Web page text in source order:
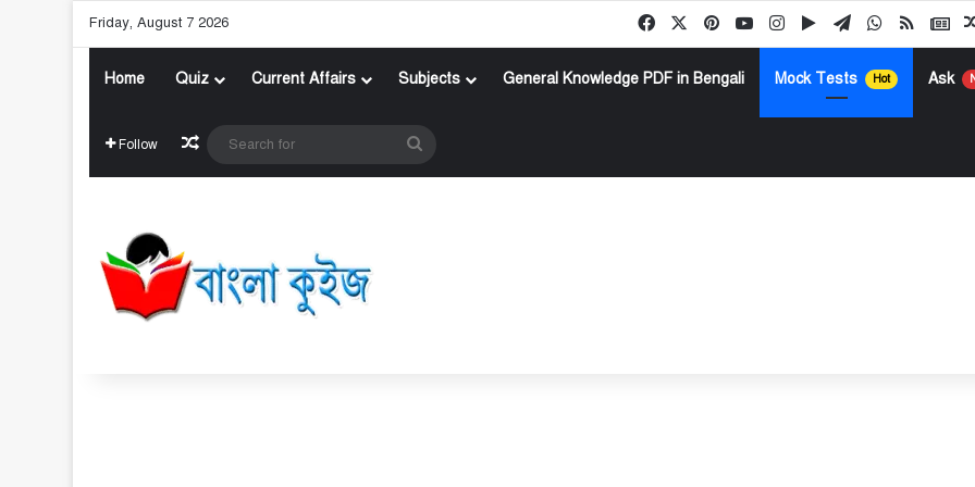
Friday, August 7 2026 FacebookPinterestYouTubeInstagramGoogle Play
TelegramWhatsApp
RSS
Home Quiz Current Affairs Subjects General Knowledge PDF in Bengali Mock Tests Hot Ask
Follow Random Article
for